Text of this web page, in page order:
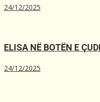
24/12/2025
ELISA NË BOTËN E
24/12/2025